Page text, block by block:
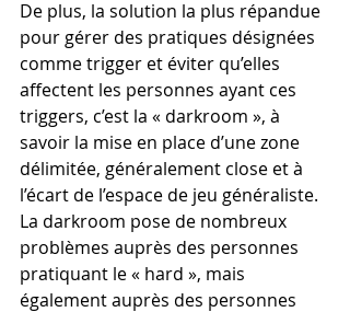
De plus, la solution la plus répandue
pour gérer des pratiques désignées
comme trigger et éviter qu’elles
affectent les personnes ayant ces
triggers, c’est la « darkroom », à
savoir la mise en place d’une zone
délimitée, généralement close et à
l’écart de l’espace de jeu généraliste.
La darkroom pose de nombreux
problèmes auprès des personnes
pratiquant le « hard », mais
également auprès des personnes